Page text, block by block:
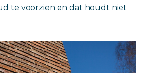
te voorzien en dat houdt niet